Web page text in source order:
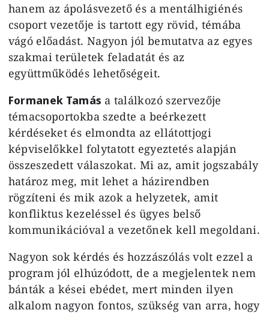
hanem az ápolásvezető és a mentálhigiénés
csoport vezetője is tartott egy rövid, témába
vágó előadást. Nagyon jól bemutatva az egyes
szakmai területek feladatát és az
együttműködés lehetőségeit.
Formanek Tamás a találkozó szervezője
témacsoportokba szedte a beérkezett
kérdéseket és elmondta az ellátottjogi
képviselőkkel folytatott egyeztetés alapján
összeszedett válaszokat. Mi az, amit jogszabály
határoz meg, mit lehet a házirendben
rögzíteni és mik azok a helyzetek, amit
konfliktus kezeléssel és ügyes belső
kommunikációval a vezetőnek kell megoldani.
Nagyon sok kérdés és hozzászólás volt ezzel a
program jól elhúzódott, de a megjelentek nem
bánták a kései ebédet, mert minden ilyen
alkalom nagyon fontos, szükség van arra, hogy